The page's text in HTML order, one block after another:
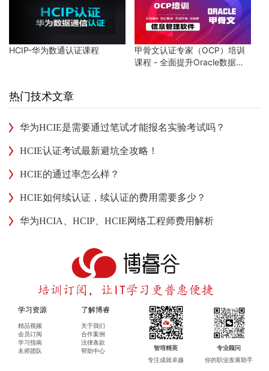
HCIP-华为数通认证课程
甲骨文认证专家（OCP）培训
课程 - 全面提升Oracle数据库
热门技术文章
华为HCIE是需要通过笔试才能报名实验考试吗？
HCIE认证考试最新避坑全攻略！
HCIE的通过率怎么样？
HCIE如何续认证，续认证的费用需要多少？
华为HCIA、HCIP、HCIE网络工程师费用解析
学习资源
精品视频
会员订阅
学习指南
名师团队
了解博睿
关于我们
合作案例
法律条款
帮助中心
智培精英
专注成就卓越
专业顾问
你的职业发展助手